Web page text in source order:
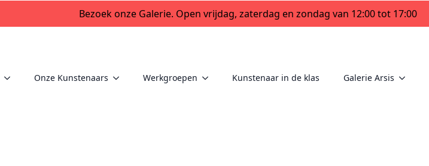
Bezoek onze Galerie. Open vrijdag, zaterdag en zondag van 12:00 tot 17:00
Onze Kunstenaars Werkgroepen Kunstenaar in de klas Galerie Arsis